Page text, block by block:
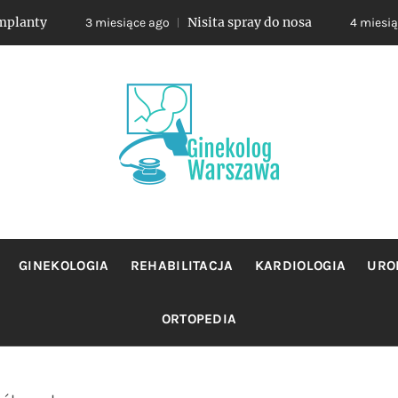
3 miesiące ago Nisita spray do nosa 4 miesiące ago
sie profilaktyka oraz leczeniem chorob
GINEKOLOGIA REHABILITACJA KARDIOLOGIA
ORTOPEDIA